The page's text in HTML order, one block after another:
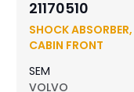
21170510
SHOCK ABSORBER,
CABIN FRONT
SEM
VOLVO